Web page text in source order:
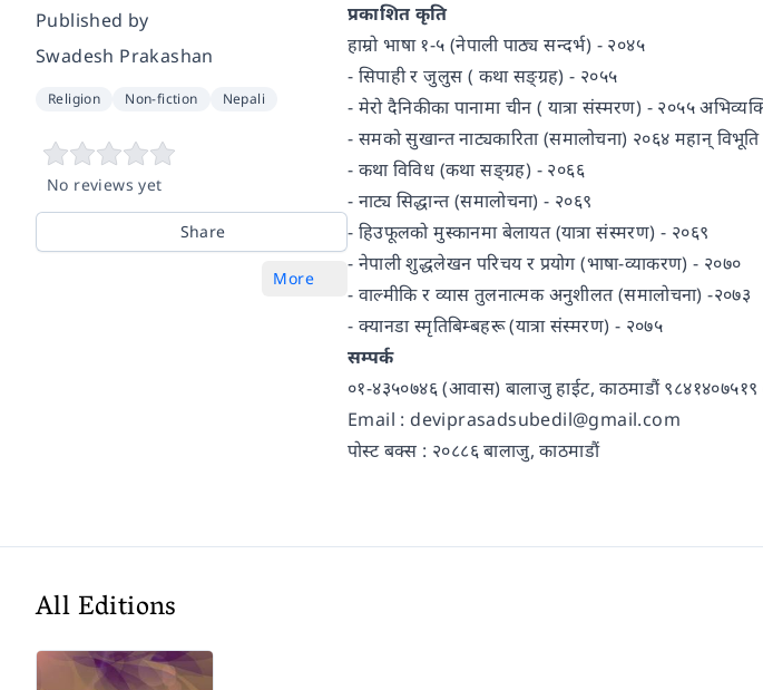
Published by
Swadesh Prakashan
Religion Non-fiction Nepali
No reviews yet
Share
More
प्रकाशित कृति
हाम्रो भाषा १-५ (नेपाली पाठ्य सन्दर्भ) - २०४५
- सिपाही र जुलुस ( कथा सङ्ग्रह) - २०५५
- मेरो दैनिकीका पानामा चीन ( यात्रा संस्मरण) - २०५५
- समको सुखान्त नाट्यकारिता (समालोचना) २०६४ महान्
- कथा विविध (कथा सङ्ग्रह) - २०६६
- नाट्य सिद्धान्त (समालोचना) - २०६९
- हिउफूलको मुस्कानमा बेलायत (यात्रा संस्मरण) - २०६९
- नेपाली शुद्धलेखन परिचय र प्रयोग (भाषा-व्याकरण) - २०७०
- वाल्मीकि र व्यास तुलनात्मक अनुशीलत (समालोचना) -२०७३
- क्यानडा स्मृतिबिम्बहरू (यात्रा संस्मरण) - २०७५
सम्पर्क
०१-४३५०७४६ (आवास) बालाजु हाईट, काठमाडौं
Email : deviprasadsubedil@gmail.com
​​​​​​​पोस्ट बक्स : २०८८६ बालाजु, काठमाडौं
All Editions